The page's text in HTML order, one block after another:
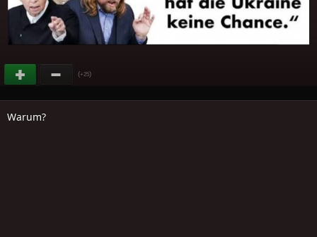
(+25)
Warum?